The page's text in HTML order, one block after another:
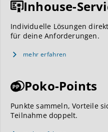
Inhouse-
Individuelle Lösungen
für deine Anforderungen.
mehr erfahren
Poko-Points
Punkte sammeln, Vorteile
Teilnahme doppelt.